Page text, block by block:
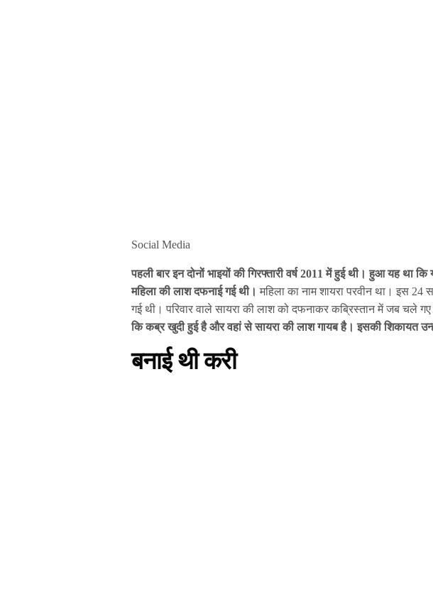
Social Media
पहली बार इन दोनों भाइयों की गिरफ्तारी वर्ष 2011 में हुई थी। हुआ यह
महिला की लाश दफनाई गई थी।महिला का नाम शायरा परवीन था। इस
गई थी। परिवार वाले सायरा की लाश को दफनाकर कब्रिस्तान में जब चले
किकब्र खुदी हुई है और वहां से सायरा की लाश गायब है। इसकी शिकायत
बनाई थी करी